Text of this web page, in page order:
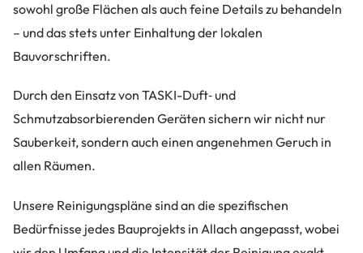
sowohl große Flächen als auch feine Details zu behandeln
– und das stets unter Einhaltung der lokalen
Bauvorschriften.
Durch den Einsatz von TASKI-Duft‑ und
Schmutzabsorbierenden Geräten sichern wir nicht nur
Sauberkeit, sondern auch einen angenehmen Geruch in
allen Räumen.
Unsere Reinigungspläne sind an die spezifischen
Bedürfnisse jedes Bauprojekts in Allach angepasst, wobei